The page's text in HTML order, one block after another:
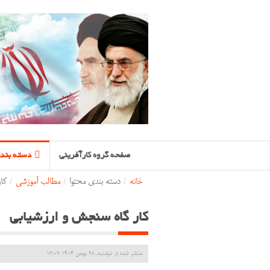
صفحه گروه کارآفرینی دسته
خانه / دسته بندی محتوا / مطالب آموزشی /
کار گاه سنجش و ارزشیابی
منتشر شده در دوشنبه, 28 بهمن 1404 12:07